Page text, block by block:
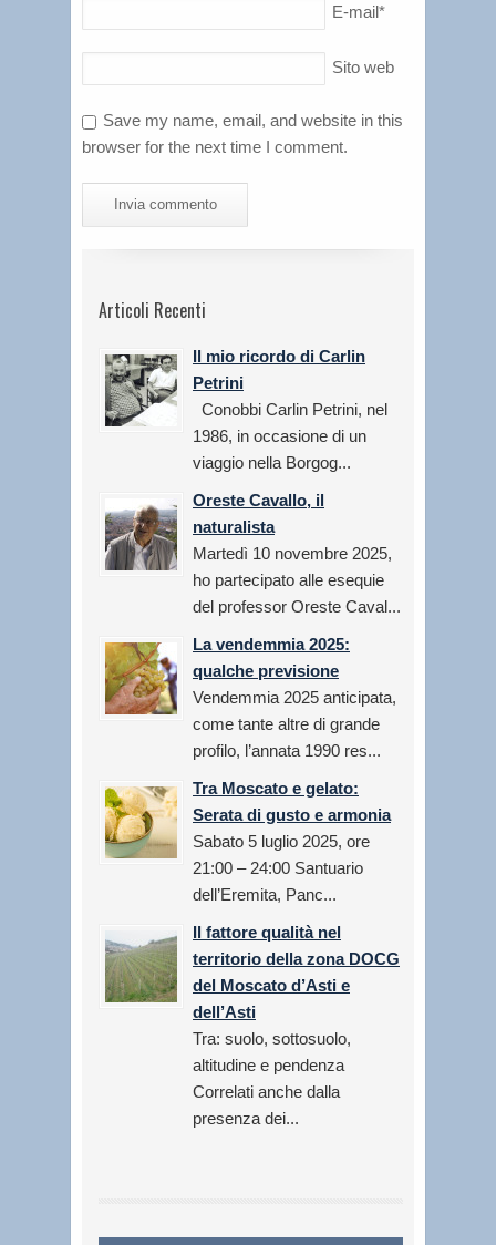
E-mail*
Sito web
Save my name, email, and website in this
browser for the next time I comment.
Articoli Recenti
Il mio ricordo di Carlin
Petrini
Conobbi Carlin Petrini, nel
1986, in occasione di un
viaggio nella Borgog...
Oreste Cavallo, il
naturalista
Martedì 10 novembre 2025,
ho partecipato alle esequie
del professor Oreste Caval...
La vendemmia 2025:
qualche previsione
Vendemmia 2025 anticipata,
come tante altre di grande
profilo, l’annata 1990 res...
Tra Moscato e gelato:
Serata di gusto e armonia
Sabato 5 luglio 2025, ore
21:00 – 24:00 Santuario
dell’Eremita, Panc...
Il fattore qualità nel
territorio della zona DOCG
del Moscato d’Asti e
dell’Asti
Tra: suolo, sottosuolo,
altitudine e pendenza
Correlati anche dalla
presenza dei...